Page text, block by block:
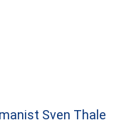
Sven Thale